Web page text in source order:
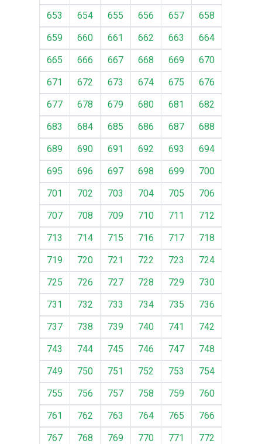
653
654 655 656 657
658
659
660 661 662 663
664
665
666 667 668 669
670
671
672 673 674 675
676
677
678 679 680 681
682
683
684 685 686 687
688
689
690 691 692 693
694
695
696 697 698 699
700
701
702 703 704 705
706
707
708 709 710 711
712
713
714 715 716 717
718
719
720 721 722 723
724
725
726 727 728 729
730
731
732 733 734 735
736
737
738 739 740 741
742
743
744 745 746 747
748
749
750 751 752 753
754
755
756 757 758 759
760
761
762 763 764 765
766
767
768 769 770 771
772